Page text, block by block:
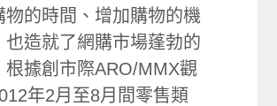
物的時間、增加購物的機
也造就了網購市場蓬勃的
根據創市際ARO/MMX觀
年2月至8月間零售類